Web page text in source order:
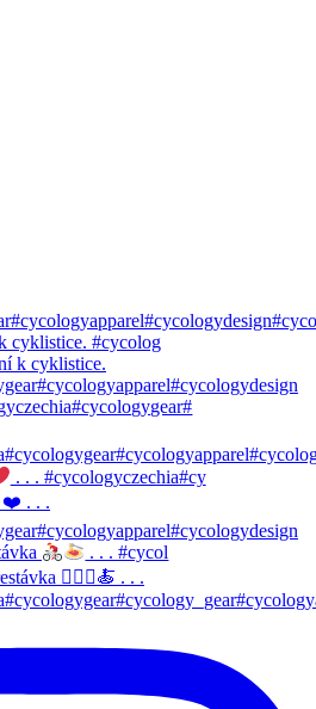
cyklistice. #cycolog
. . . #cycologyczechia#cy
. . . #cycol